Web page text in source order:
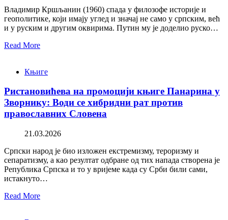
Владимир Кршљанин (1960) спада у филозофе историје и
геополитике, који имају углед и значај не само у српским, већ
и у руским и другим оквирима. Путин му је доделио руско…
Read More
Књиге
Ристановићева на промоцији књиге Панарина у
Зворнику: Води се хибридни рат против
православних Словена
21.03.2026
Српски народ је био изложен екстремизму, тероризму и
сепаратизму, а као резултат одбране од тих напада створена је
Република Српска и то у вријеме када су Срби били сами,
истакнуто…
Read More